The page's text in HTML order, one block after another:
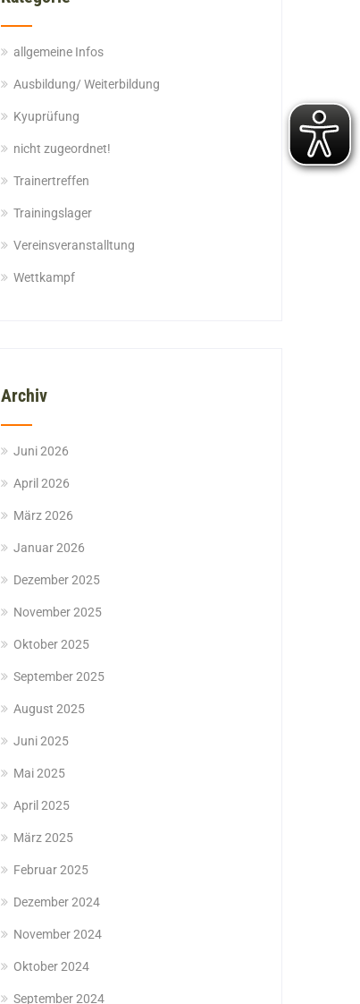
allgemeine Infos
Ausbildung/ Weiterbildung
Kyuprüfung
nicht zugeordnet!
Trainertreffen
Trainingslager
Vereinsveranstalltung
Wettkampf
Archiv
Juni 2026
April 2026
März 2026
Januar 2026
Dezember 2025
November 2025
Oktober 2025
September 2025
August 2025
Juni 2025
Mai 2025
April 2025
März 2025
Februar 2025
Dezember 2024
November 2024
Oktober 2024
September 2024